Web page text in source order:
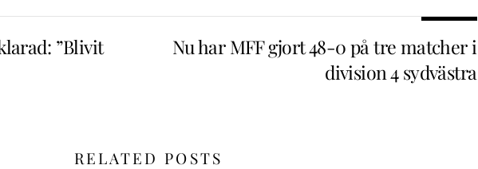
”Blivit
Nu har MFF gjort 48-0 på tre matcher i
division 4 sydvästra
RELATED POSTS